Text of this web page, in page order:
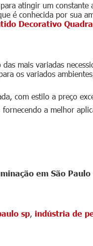
atingir um
é conhecida por sua
Decorativo
mais variadas
os variados
com estilo a preço
a melhor
em São Paulo
sp, indústria de